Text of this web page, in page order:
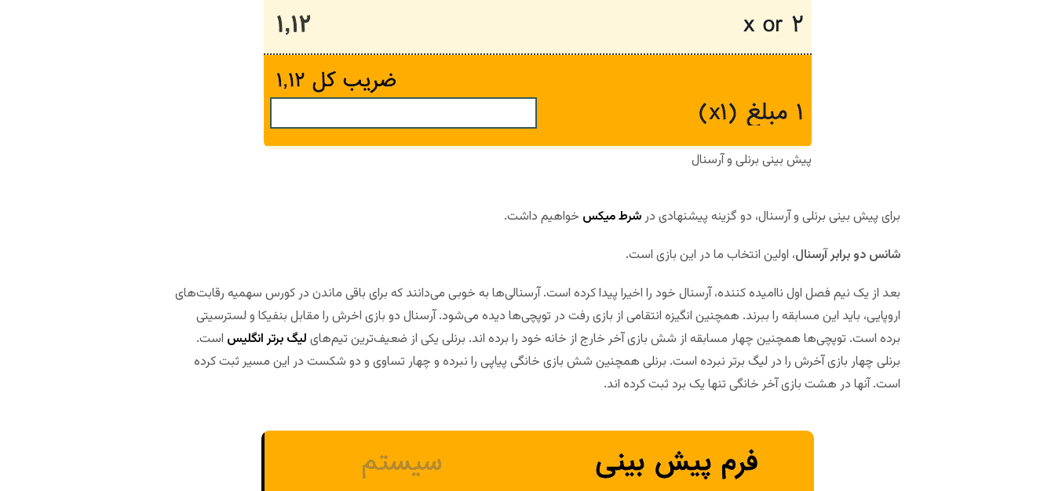
پیش بینی برنلی و آرسنال
برای پیش بینی برنلی و آرسنال، دو گزینه پیشنهادی درشرط میکس خواهیم داشت.
شانس دو برابر آرسنال، اولین انتخاب ما در این بازی است.
بعد از یک نیم فصل اول ناامیده کننده، آرسنال خود را اخیرا پیدا کرده است. آرسنالی‌ها به خوبی می‌دانند که برای باقی ماندن در کورس سهمیه رقابت‌های
اروپایی، باید این مسابقه را ببرند. همچنین انگیزه انتقامی از بازی رفت در توپچی‌ها دیده می‌شود. آرسنال دو بازی اخرش را مقابل بنفیکا و لسترسیتی
برده است. توپچی‌ها همچنین چهار مسابقه از شش بازی آخر خارج از خانه خود را برده اند. برنلی یکی از ضعیف‌ترین تیم‌های لیگ برتر انگلیس است.
برنلی چهار بازی آخرش را در لیگ برتر نبرده است. برنلی همچنین شش بازی خانگی پیاپی را نبرده و چهار تساوی و دو شکست در این مسیر ثبت کرده
است. آنها در هشت بازی آخر خانگی تنها یک برد ثبت کرده اند.